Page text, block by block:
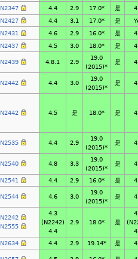
N2347 4.4 2.9 17.0* 是
N2427 4.4 3.1 17.0* 是
N2431 4.6 2.9 16.0* 是
N2437 4.5 3.0 18.0* 是
N2439 4.8.1 2.9
19.0
(2015)*
是
N2442 4.4 3.0
19.0
(2015)*
是
N2442 4.5 是 18.0* 是
N2535 4.4 2.9
19.0
(2015)*
是
N2540 4.8 3.3
19.0
(2015)*
是
N2541 4.4 2.9 16.0* 是
N2544 4.6 3.0
19.0
(2015)*
是
N2242
N2555
4.3
(N2242)
4.4
2.9 18.0* 是
N2634 4.4 2.9 19.14* 是